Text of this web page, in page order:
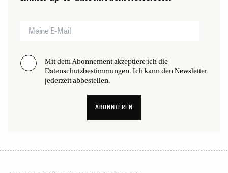
Mit dem Abonnement akzeptiere ich die
Datenschutzbestimmungen. Ich kann den Newsletter
jederzeit abbestellen.
ABONNIEREN